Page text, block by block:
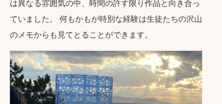
は異なる雰囲気の中、時間の許す限り作品と向き合っ
ていました。 何もかもが特別な経験は生徒たちの沢山
のメモからも見てとることができます。